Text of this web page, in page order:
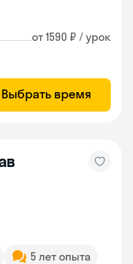
от 1590 ₽ / урок
Выбрать время
5 лет опыта